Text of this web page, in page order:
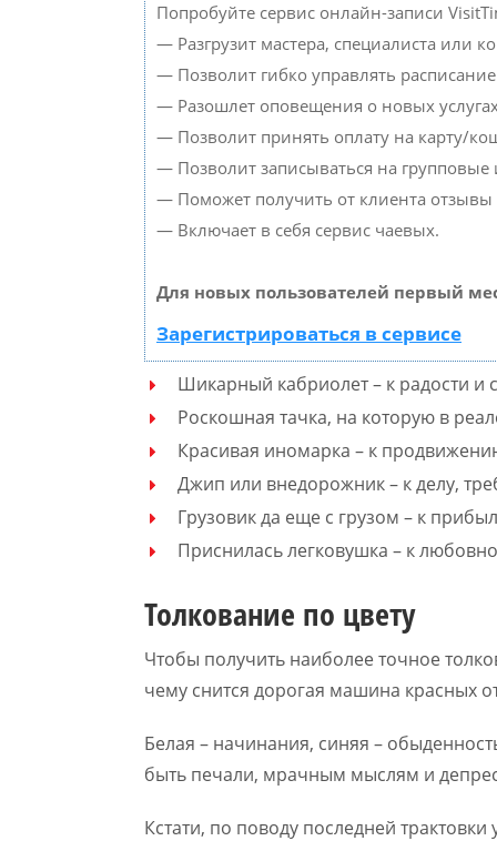
Попробуйте сервис онлайн-записи
— Разгрузит мастера, специалиста или
— Позволит гибко управлять
— Разошлет оповещения о новых
— Позволит принять оплату на карту/
— Позволит записываться на
— Поможет получить от клиента отзывы
— Включает в себя сервис чаевых.
Для новых пользователей первый
Зарегистрироваться в сервисе
Шикарный кабриолет – к радости и
Роскошная тачка, на которую в
Красивая иномарка – к
Джип или внедорожник – к делу,
Грузовик да еще с грузом – к
Приснилась легковушка – к
Толкование по цвету
Чтобы получить наиболее точное
чему снится дорогая машина красных
Белая – начинания, синяя –
быть печали, мрачным мыслям и
Кстати, по поводу последней